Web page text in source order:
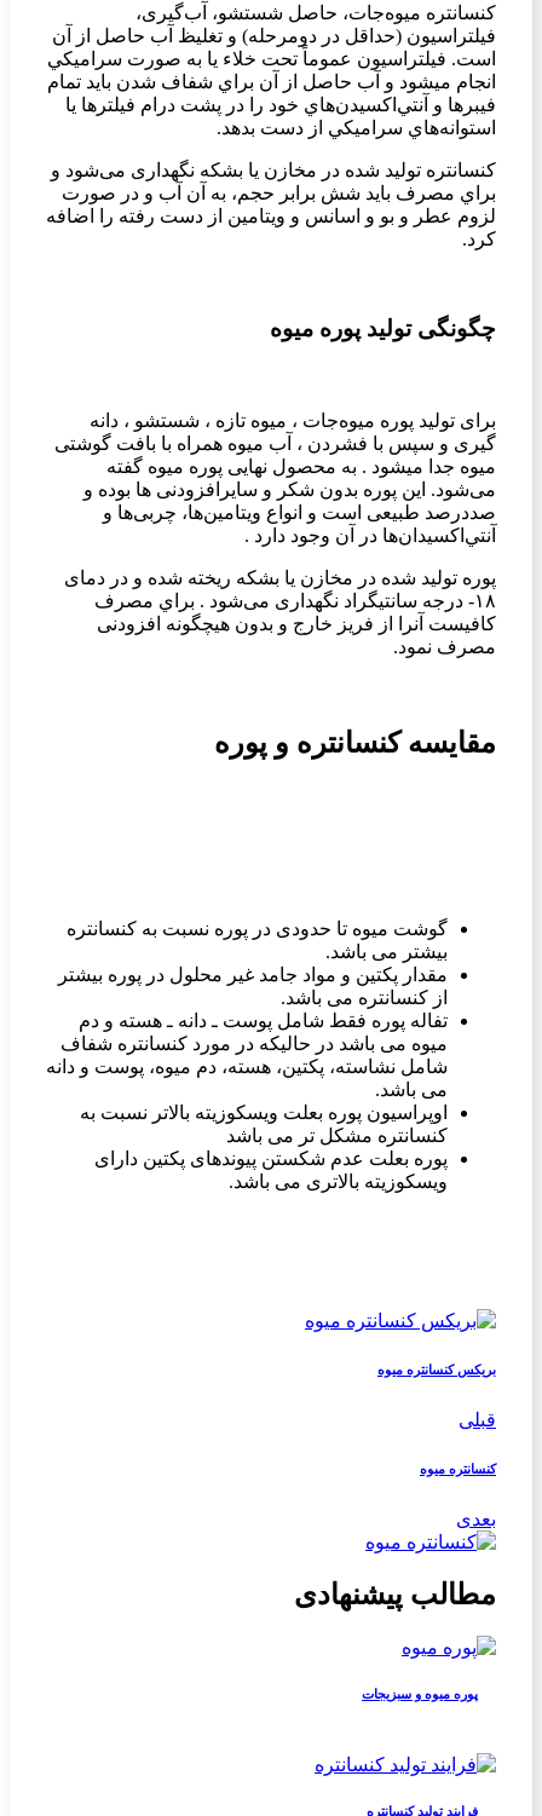
كنسانتره میوه‌جات، حاصل شستشو، آب‌گيری،
فيلتراسيون (حداقل در دومرحله) و تغليظ آب حاصل از آن
است. فيلتراسيون عموماً تحت خلاء يا به صورت سراميكي
انجام میشود و آب حاصل از آن براي شفاف شدن بايد تمام
فيبرها و آنتي‌اكسيدن‌هاي خود را در پشت درام فيلترها يا
استوانه‌هاي سراميكي از دست بدهد.
كنسانتره تولید شده در مخازن يا بشكه نگهداری می‌شود و
براي مصرف باید شش برابر حجم، به آن آب و در صورت
لزوم عطر و بو و اسانس و ويتامين از دست رفته را اضافه
کرد.
چگونگی تولید پوره میوه‌
برای تولید پوره میوه‌جات ، ميوه تازه ، شستشو ، دانه
گیری و سپس با فشردن ، آب میوه همراه با بافت گوشتی
ميوه جدا میشود . به محصول نهایی پوره میوه گفته
می‌شود. اين پوره بدون شكر و سایرافزودنی ها بوده و
صددرصد طبيعی است و انواع ويتامين‌ها، چربی‌ها و
آنتي‌اكسيدان‌ها در آن وجود دارد .
پوره تولید شده در مخازن يا بشكه ریخته شده و در دمای
۱۸- درجه سانتیگراد نگهداری می‌شود . براي مصرف
کافیست آنرا از فریز خارج و بدون هیچگونه افزودنی
مصرف نمود.
مقایسهکنسانتره و پوره
گوشت میوه تا حدودی در پوره نسبت به كنسانتره
بیشتر می باشد.
مقدار پكتین و مواد جامد غیر محلول در پوره بیشتر
از كنسانتره می باشد.
تفاله پوره فقط شامل پوست ـ دانه ـ هسته و دم
میوه می باشد در حالیكه در مورد كنسانتره شفاف
شامل نشاسته، پكتین، هسته، دم میوه، پوست و دانه
می باشد.
اوپراسیون پوره بعلت ویسكوزیته بالاتر نسبت به
كنسانتره مشكل تر می باشد
پوره بعلت عدم شكستن پیوندهای پكتین دارای
ویسكوزیته بالاتری می باشد.
بریکس کنسانتره میوه
قبلی
کنسانتره میوه
بعدی
مطالب پیشنهادی
پوره میوه و سبزیجات
فرایند تولید کنسانتره